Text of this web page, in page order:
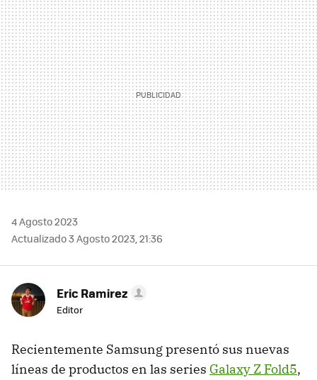
MAIL
4 Agosto 2023
Actualizado 3 Agosto 2023, 21:36
Eric Ramirez
Editor
Recientemente Samsung presentó sus nuevas
líneas de productos en las series Galaxy Z Fold5,